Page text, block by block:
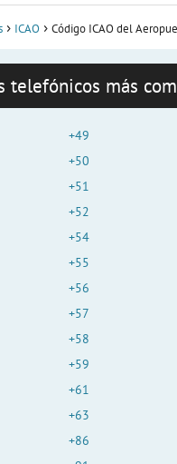
ICAO Código ICAO del
telefónicos más
+49
+50
+51
+52
+54
+55
+56
+57
+58
+59
+61
+63
+86